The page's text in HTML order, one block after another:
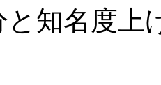
と知名度上